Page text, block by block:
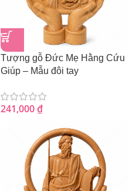
Tượng gỗ Đức Mẹ Hằng Cứu
Giúp – Mẫu đôi tay
241,000₫